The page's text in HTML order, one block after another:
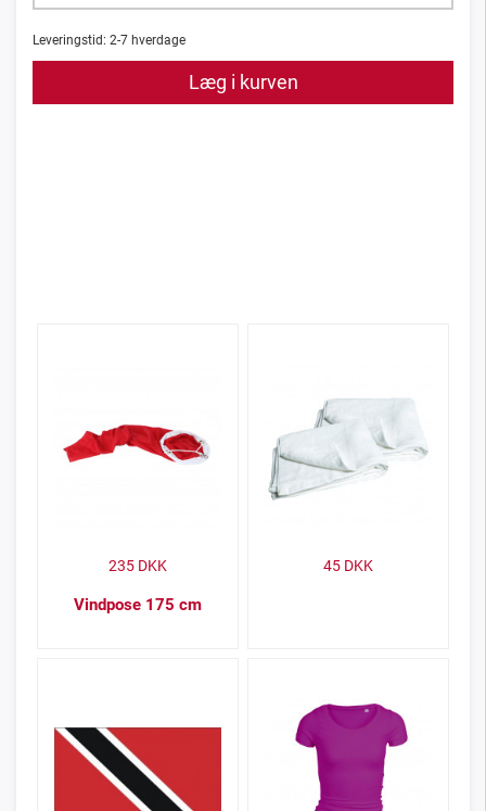
Leveringstid: 2-7 hverdage
Læg i kurven
Vindpose 175 cm
235DKK 45DKK